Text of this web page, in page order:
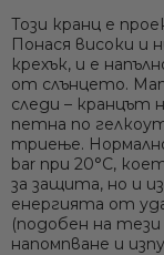
Този кранц е
Понася високи и
крехък, и е
от слънцето.
следи – кранцът
петна по
триење.
bar при 20°C,
за защита, но и
енергията от
(подобен на
напомпване и